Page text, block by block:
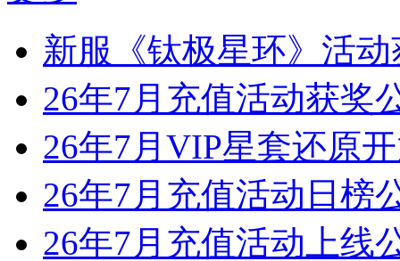
新服《钛极星环》活
26年7月充值活动获奖
26年7月VIP星套还原
26年7月充值活动日榜
26年7月充值活动上线